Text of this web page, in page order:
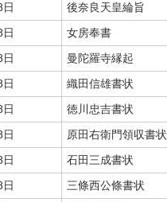
後奈良天皇綸旨
女房奉書
曼陀羅寺縁起
織田信雄書状
徳川忠吉書状
原田右衛門領収書状
石田三成書状
三條西公條書状